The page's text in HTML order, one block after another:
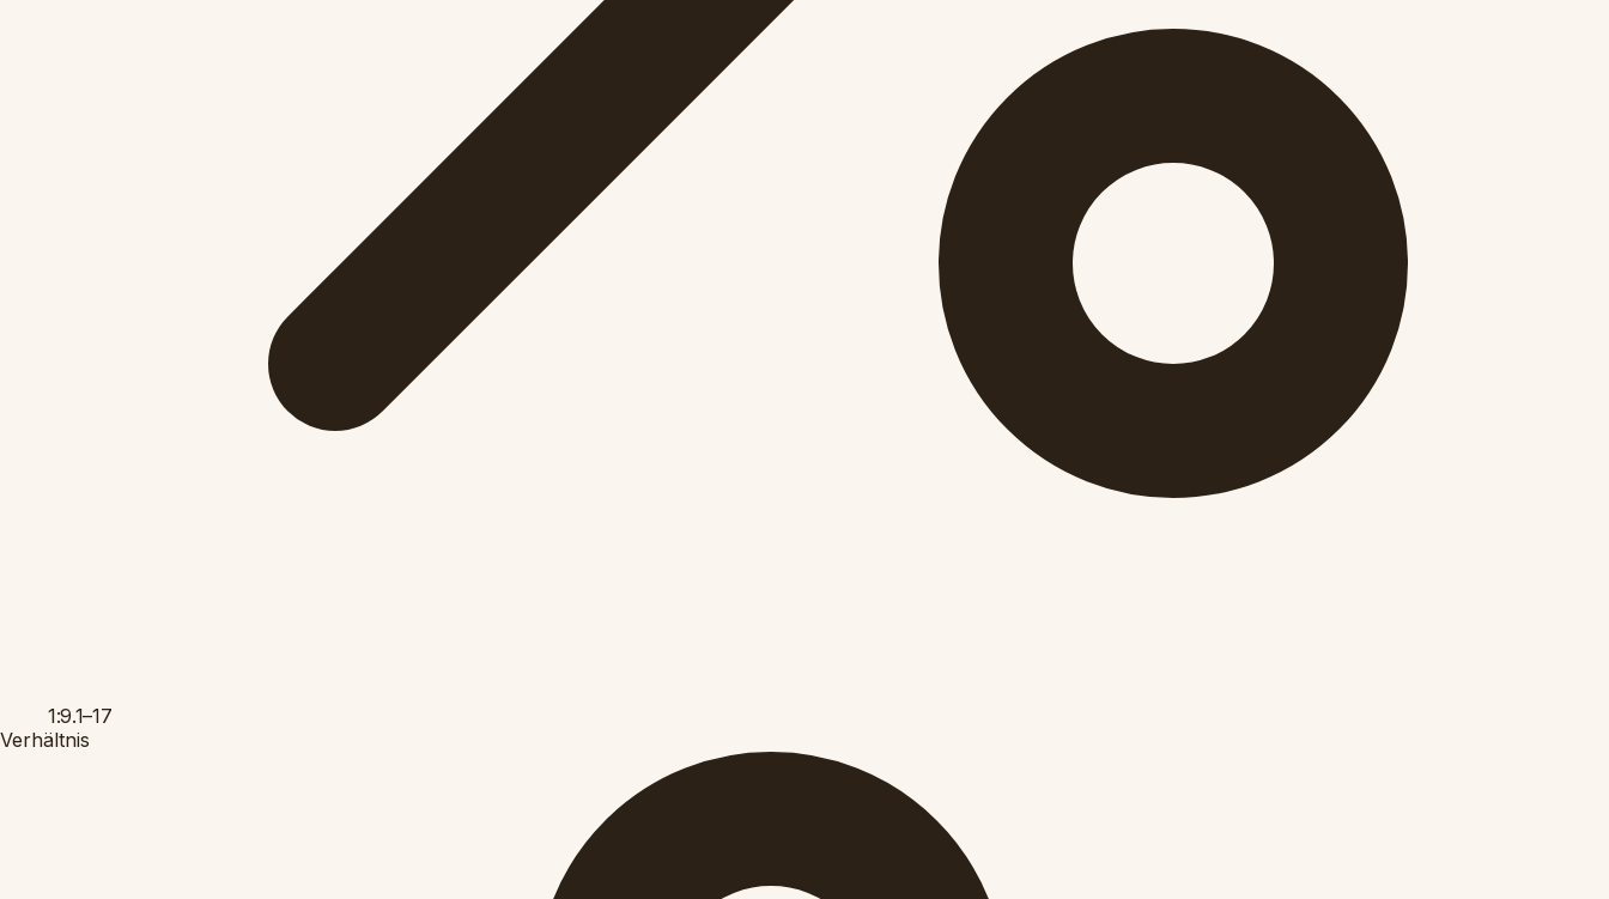
1:9.1–17
Verhältnis